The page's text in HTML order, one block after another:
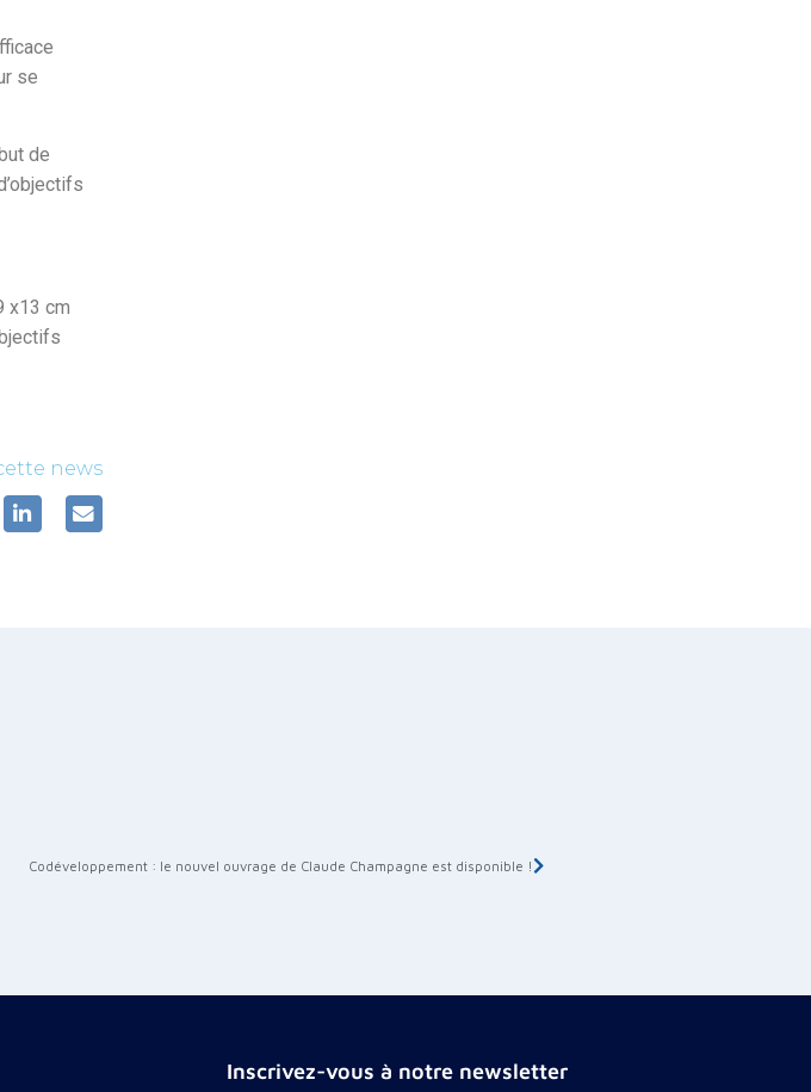
se
de
x13 cm
news
Codéveloppement : le nouvel ouvrage de Claude Champagne est disponible !
Inscrivez-vous à notre newsletter